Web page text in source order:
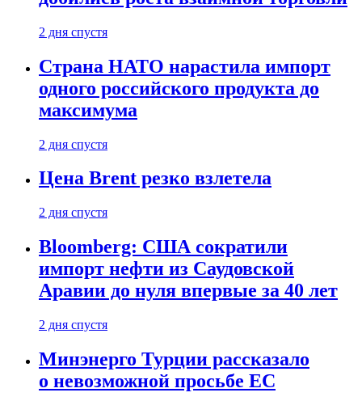
2 дня спустя
Страна НАТО нарастила импорт
одного российского продукта до
максимума
2 дня спустя
Цена Brent резко взлетела
2 дня спустя
Bloomberg: США сократили
импорт нефти из Саудовской
Аравии до нуля впервые за 40 лет
2 дня спустя
Минэнерго Турции рассказало
о невозможной просьбе ЕС